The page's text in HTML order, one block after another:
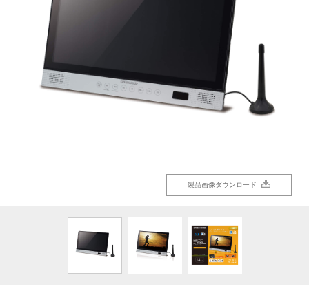
製品画像ダウンロード
製品画像ダウンロード
製品画像ダウンロード